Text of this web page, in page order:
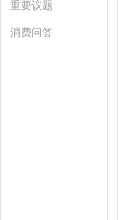
重要议题
消费问答